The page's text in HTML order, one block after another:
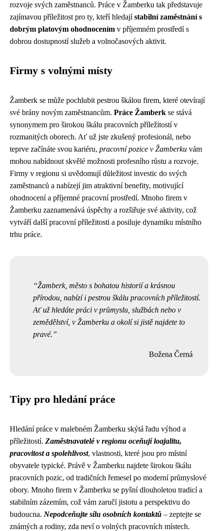
rozvoje svých zaměstnanců. Práce v Žamberku tak představuje
zajímavou příležitost pro ty, kteří hledajístabilní zaměstnání s
dobrým platovým ohodnocením v příjemném prostředí s
dobrou dostupností služeb a volnočasových aktivit.
Firmy s volnými místy
Žamberk se může pochlubit pestrou škálou firem, které otevírají
své brány novým zaměstnancům. Práce Žamberk se stává
synonymem pro širokou škálu pracovních příležitostí v
rozmanitých oborech. Ať už jste zkušený profesionál, nebo
teprve začínáte svou kariéru, pracovní pozice v Žamberku vám
mohou nabídnout skvělé možnosti profesního růstu a rozvoje.
Firmy v regionu si uvědomují důležitost investic do svých
zaměstnanců a nabízejí jim atraktivní benefity, motivující
ohodnocení a příjemné pracovní prostředí. Mnoho firem v
Žamberku zaznamenává úspěchy a rozšiřuje své aktivity, což
vytváří další pracovní příležitosti a posiluje dynamiku místního
trhu práce.
Žamberk, město s bohatou historií a krásnou
přírodou, nabízí i pestrou škálu pracovních příležitostí.
Ať už hledáte práci v průmyslu, službách nebo v
zemědělství, v Žamberku a okolí si jistě najdete to
pravé.
Božena Černá
Tipy pro hledání práce
Hledání práce v malebném Žamberku skýtá řadu výhod a
příležitostí. Zaměstnavatelé v regionu oceňují loajalitu,
pracovitost a spolehlivost, vlastnosti, které jsou pro místní
obyvatele typické. Právě v Žamberku najdete širokou škálu
pracovních pozic, od tradičních řemesel po moderní průmyslové
obory. Mnoho firem v Žamberku se pyšní dlouholetou tradicí a
stabilním zázemím, což vám zaručí jistotu a perspektivu do
budoucna. Nepodceňujte sílu osobních kontaktů – zeptejte se
známých a rodiny, zda neví o volných pracovních místech.